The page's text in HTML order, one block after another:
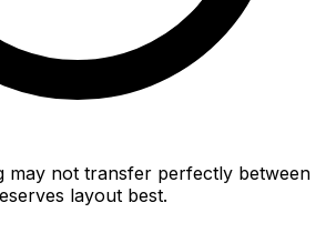
may not transfer perfectly between
layout best.